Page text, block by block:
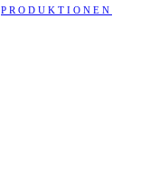
PRODUKTIONEN